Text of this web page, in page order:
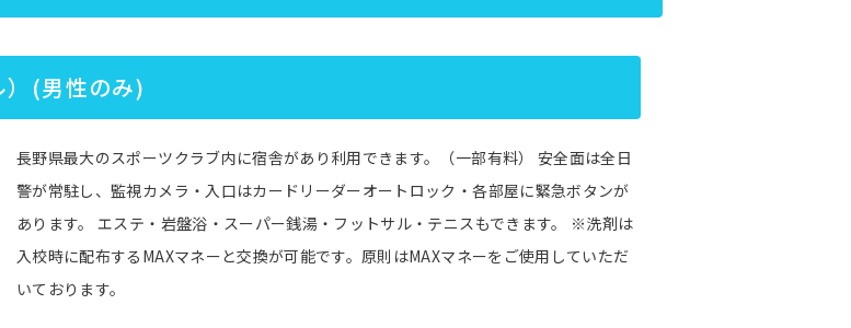
）(男性のみ)
長野県最大のスポーツクラブ内に宿舎があり利用できます。（一部有料） 安全面は全日
警が常駐し、監視カメラ・入口はカードリーダーオートロック・各部屋に緊急ボタンが
あります。 エステ・岩盤浴・スーパー銭湯・フットサル・テニスもできます。 ※洗剤は
入校時に配布するMAXマネーと交換が可能です。原則はMAXマネーをご使用していただ
いております。